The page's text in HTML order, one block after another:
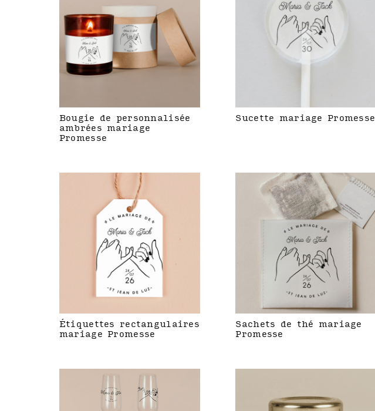
Bougie de personnalisée
ambrées mariage
Promesse
Sucette mariage Promesse
Étiquettes rectangulaires
mariage Promesse
Sachets de thé mariage
Promesse